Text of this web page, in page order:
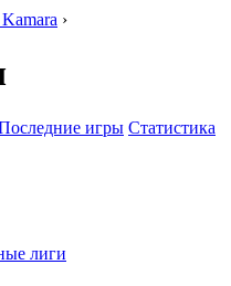
Kamara ›
игры Статистика
лиги